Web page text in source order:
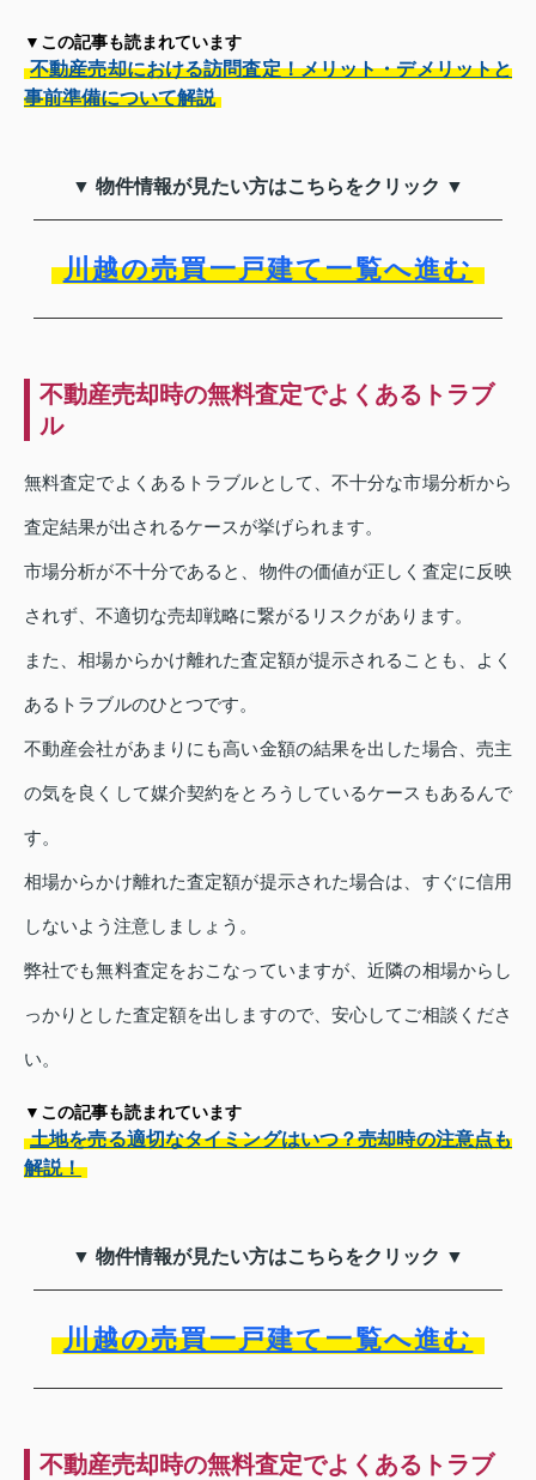
▼この記事も読まれています
不動産売却における訪問査定！メリット・デメリットと
事前準備について解説
▼ 物件情報が見たい方はこちらをクリック ▼
川越の売買一戸建て一覧へ進む
不動産売却時の無料査定でよくあるトラブ
ル
無料査定でよくあるトラブルとして、不十分な市場分析から
査定結果が出されるケースが挙げられます。
市場分析が不十分であると、物件の価値が正しく査定に反映
されず、不適切な売却戦略に繋がるリスクがあります。
また、相場からかけ離れた査定額が提示されることも、よく
あるトラブルのひとつです。
不動産会社があまりにも高い金額の結果を出した場合、売主
の気を良くして媒介契約をとろうしているケースもあるんで
す。
相場からかけ離れた査定額が提示された場合は、すぐに信用
しないよう注意しましょう。
弊社でも無料査定をおこなっていますが、近隣の相場からし
っかりとした査定額を出しますので、安心してご相談くださ
い。
▼この記事も読まれています
土地を売る適切なタイミングはいつ？売却時の注意点も
解説！
▼ 物件情報が見たい方はこちらをクリック ▼
川越の売買一戸建て一覧へ進む
不動産売却時の無料査定でよくあるトラブ